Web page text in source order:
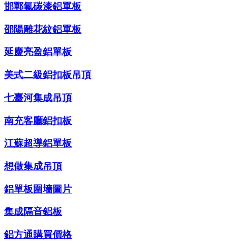
邯鄲氟碳漆鋁單板
邵陽雕花紋鋁單板
延慶亮盈鋁單板
美式二級鋁扣板吊頂
七臺河集成吊頂
南充客廳鋁扣板
江蘇超導鋁單板
想做集成吊頂
鋁單板圍墻圖片
集成隔音鋁板
鋁方通購買價格